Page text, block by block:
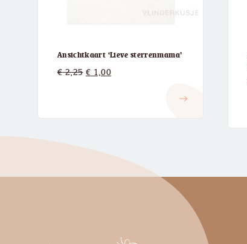
Ansichtkaart ‘Lieve sterrenmama’
€2,25 Oorspronkelijke
€ 1,00Huidige
east